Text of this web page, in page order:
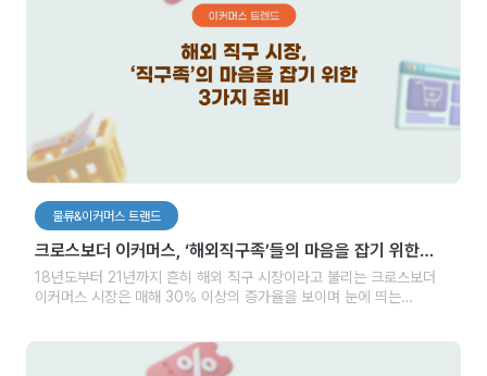
물류&이커머스 트랜드
크로스보더 이커머스, ‘해외직구족’들의 마음을 잡기 위한
3가지 준비
18년도부터 21년까지 흔히 해외 직구 시장이라고 불리는 크로스보더
이커머스 시장은 매해 30% 이상의 증가율을 보이며 눈에 띄는
커질 것으로 보여집니다.